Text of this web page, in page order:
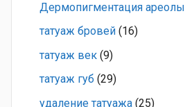
Дермопигментация ареолы
татуаж бровей (16)
татуаж век (9)
татуаж губ (29)
удаление татуажа (25)